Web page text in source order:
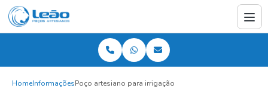
HomeInformaçõesPoço artesiano para irrigação